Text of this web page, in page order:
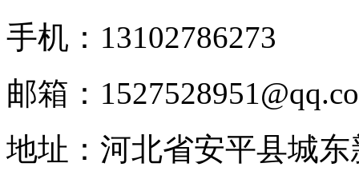
手机：13102786273
邮箱：
地址：河北省安平县城